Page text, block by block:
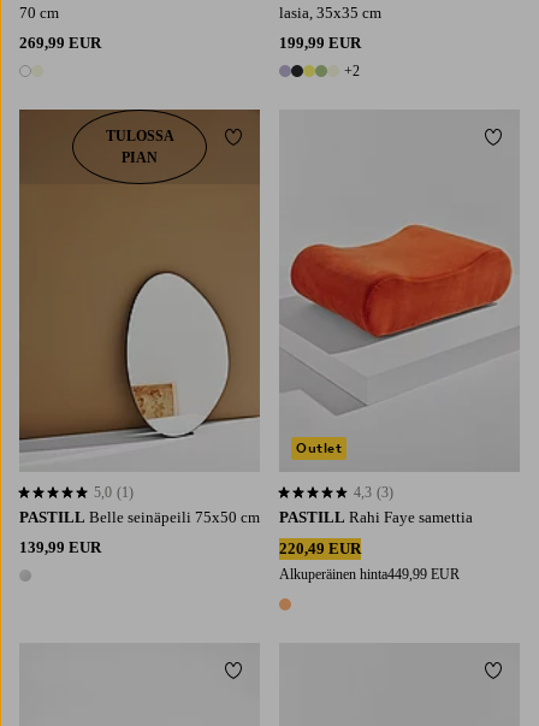
70 cm
269,99 EUR
2 värejä
lasia, 35x35 cm
199,99 EUR
7 värejä
+2
PASTILL Belle seinäpeili 75x50 cm
139,99 EUR
1 väri
5,0 perustuen 1 arvosanaan
5,0 (1)
TULOSSA
PIAN
Lisää suosikkeihin
PASTILL Rahi Faye samettia
220,49 EUR
Alkuperäinen hinta449,99 EUR
1 väri
4,3 perustuen 3 arvosanaan
4,3 (3)
Outlet
Lisää
Lisää suosikkeihin Lisää